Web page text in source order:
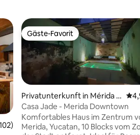
Bewertung: 4,88 von 5, 102
Gäste-Favorit
Gäste-Favorit
Privatunterkunft in Mérida S
tadtzentrum
Casa Jade - Merida Downtown
Komfortables Haus im Zentrum
Merida, Yucatan, 10 Blocks vom